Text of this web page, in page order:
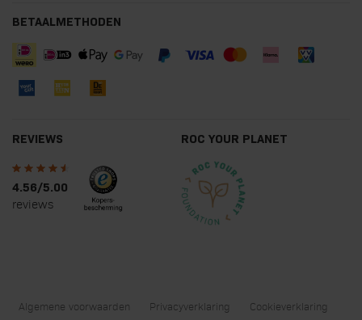
BETAALMETHODEN
REVIEWS
4.56/5.00
reviews
ROC YOUR PLANET
Algemene voorwaarden Privacyverklaring
Cookieverklaring